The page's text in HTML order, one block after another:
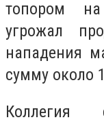
топором
угрожал
нападения
сумму около
Коллегия